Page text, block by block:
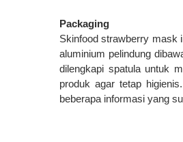
Packaging
Skinfood strawberry mask
aluminium pelindung
dilengkapi spatula untuk
produk agar tetap
beberapa informasi yang